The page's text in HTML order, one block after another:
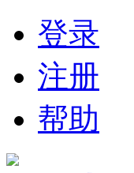
登录
注册
帮助